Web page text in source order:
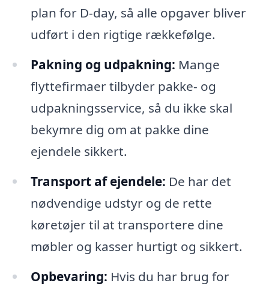
plan for D-day, så alle opgaver bliver
udført i den rigtige rækkefølge.
Pakning og udpakning: Mange
flyttefirmaer tilbyder pakke- og
udpakningsservice, så du ikke skal
bekymre dig om at pakke dine
ejendele sikkert.
Transport af ejendele: De har det
nødvendige udstyr og de rette
køretøjer til at transportere dine
møbler og kasser hurtigt og sikkert.
Opbevaring: Hvis du har brug for